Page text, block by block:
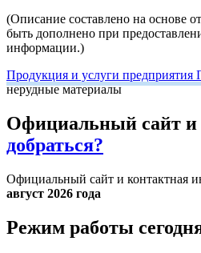
(Описание составлено на основе
быть дополнено при
информации.)
Продукция и услуги предприятия
нерудные материалы
Официальный сайт и
добраться?
Официальный сайт и контактная
август 2026 года
Режим работы